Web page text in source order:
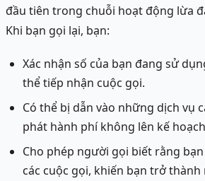
đầu tiên trong chuỗi hoạt động lừa
Khi bạn gọi lại, bạn:
Xác nhận số của bạn đang sử
thể tiếp nhận cuộc gọi.
Có thể bị dẫn vào những dịch vụ
phát hành phí không lên kế
Cho phép người gọi biết rằng
các cuộc gọi, khiến bạn trở